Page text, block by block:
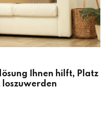
Ihnen hilft, Platz
loszuwerden